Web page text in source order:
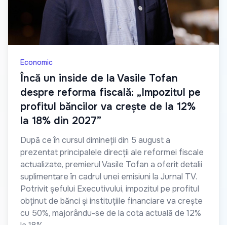
Economic
Încă un inside de la Vasile Tofan
despre reforma fiscală: „Impozitul pe
profitul băncilor va crește de la 12%
la 18% din 2027”
După ce în cursul dimineții din 5 august a
prezentat principalele direcții ale reformei fiscale
actualizate, premierul Vasile Tofan a oferit detalii
suplimentare în cadrul unei emisiuni la Jurnal TV.
Potrivit șefului Executivului, impozitul pe profitul
obținut de bănci și instituțiile financiare va crește
cu 50%, majorându-se de la cota actuală de 12%